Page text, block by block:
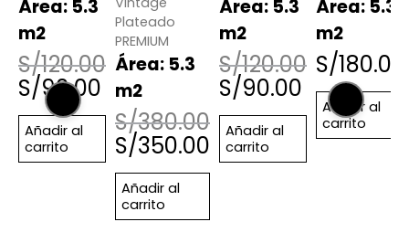
Área: 5.3
m2
S/120.00
S/90.00
Añadir al
carrito
Plateado
PREMIUM
Área: 5.3
m2
S/380.00
S/350.00
Añadir al
carrito
Área: 5.3
m2
S/120.00
S/90.00
Añadir al
carrito
Área: 5.3
m2
S/180.00
Añadir al
carrito